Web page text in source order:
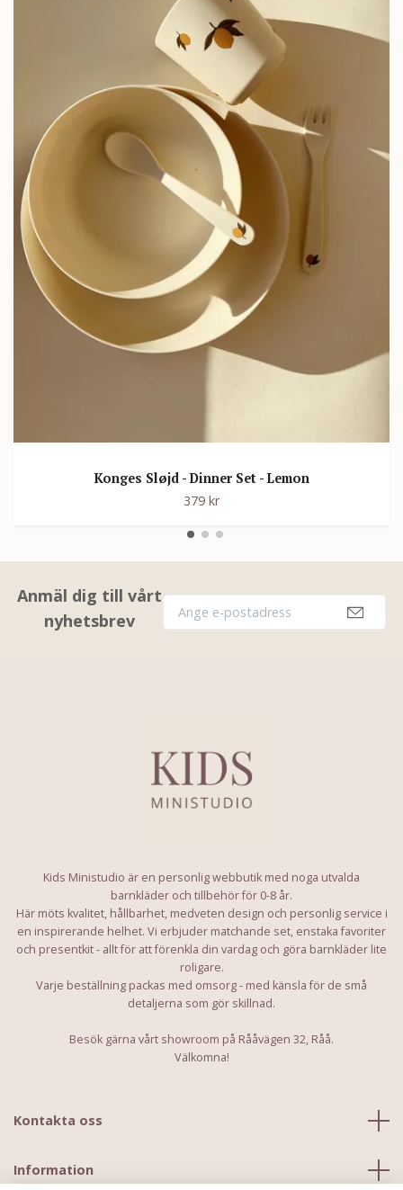
Konges Sløjd - Dinner Set - Lemon
379 kr
Anmäl dig till vårt
nyhetsbrev
Kids Ministudio är en personlig webbutik med noga utvalda
barnkläder och tillbehör för 0-8 år.
Här möts kvalitet, hållbarhet, medveten design och personlig service i
en inspirerande helhet. Vi erbjuder matchande set, enstaka favoriter
och presentkit - allt för att förenkla din vardag och göra barnkläder lite
roligare.
Varje beställning packas med omsorg - med känsla för de små
detaljerna som gör skillnad.
Besök gärna vårt showroom på Rååvägen 32, Råå.
Välkomna!
Kontakta oss
Information